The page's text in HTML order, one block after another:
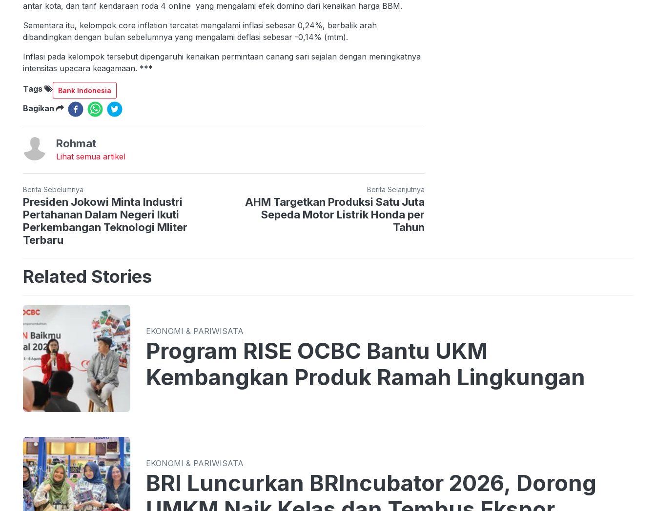
antar kota, dan tarif kendaraan roda 4 online yang mengalami efek domino dari kenaikan harga BBM.
Sementara itu, kelompok core inflation tercatat mengalami inflasi sebesar 0,24%, berbalik arah
dibandingkan dengan bulan sebelumnya yang mengalami deflasi sebesar -0,14% (mtm).
Inflasi pada kelompok tersebut dipengaruhi kenaikan permintaan canang sari sejalan dengan meningkatnya
intensitas upacara keagamaan. ***
Tags Bank Indonesia
Bagikan
Rohmat
Lihat semua artikel
Berita Sebelumnya
Presiden Jokowi Minta Industri
Pertahanan Dalam Negeri Ikuti
Perkembangan Teknologi Mliter
Terbaru
Berita Selanjutnya
AHM Targetkan Produksi Satu Juta
Sepeda Motor Listrik Honda per
Tahun
Related Stories
EKONOMI & PARIWISATA
Program RISE OCBC Bantu UKM
Kembangkan Produk Ramah Lingkungan
EKONOMI & PARIWISATA
BRI Luncurkan BRIncubator 2026, Dorong